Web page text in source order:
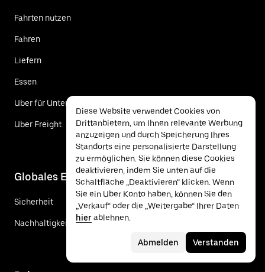
Fahrten nutzen
Fahren
Liefern
Essen
Uber für Unternehmen
Uber Freight
Globales Engagement
Sicherheit
Nachhaltigkeit
Diese Website verwendet Cookies von
Drittanbietern, um Ihnen relevante Werbung
anzuzeigen und durch Speicherung Ihres
Standorts eine personalisierte Darstellung
zu ermöglichen. Sie können diese Cookies
deaktivieren, indem Sie unten auf die
Schaltfläche „Deaktivieren“ klicken. Wenn
Sie ein Uber Konto haben, können Sie den
„Verkauf“ oder die „Weitergabe“ Ihrer Daten
hierablehnen.
Abmelden Verstanden